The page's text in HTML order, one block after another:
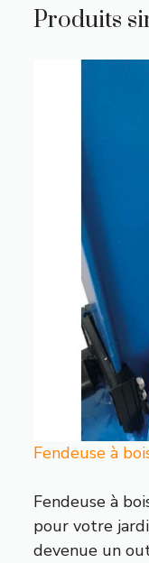
Produits
Fendeuse à
Fendeuse à
pour votre
devenue un